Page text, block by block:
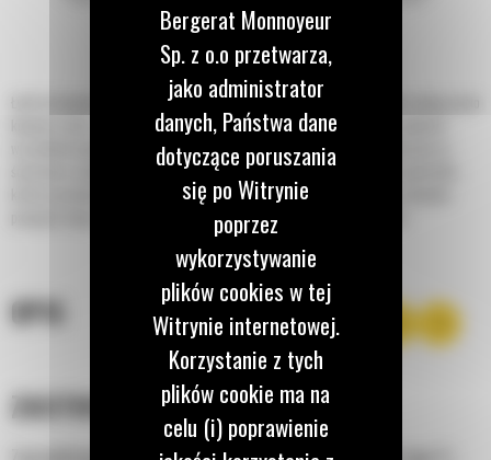
Łyżki do kopania o profilu skandynawskim do minikoparek Cat® idealnie nadają się do
kopania rowów, ogólnych prac związanych z wykopami i zasypywania w glebach
wszystkich typów. Mocne boczne płyty trudnościeralne zwiększają odporność na
ścieranie w wymagających zastosowaniach. Elementy takie, jak dłuższy spód łyżki,
krótszy promień zrzutu i płaska konstrukcja rury skrętnej sprawiają, że idealnie
pasują do złącza osprzętu typu S i systemu głowic obrotowo-wychylnych.
OPIS
ZASTOSOWANIE
Bergerat Monnoyeur
Sp. z o.o przetwarza,
jako administrator
danych, Państwa dane
dotyczące poruszania
się po Witrynie
poprzez
wykorzystywanie
plików cookies w tej
Witrynie internetowej.
Korzystanie z tych
plików cookie ma na
celu (i) poprawienie